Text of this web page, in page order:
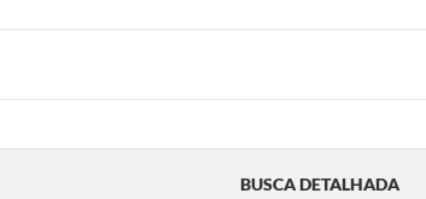
BUSCA DETALHADA